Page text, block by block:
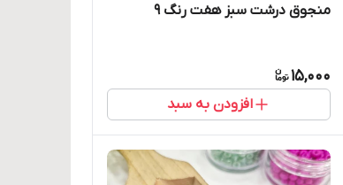
منجوق درشت سبز هفت رنگ ۹
15,000
افزودن به سبد